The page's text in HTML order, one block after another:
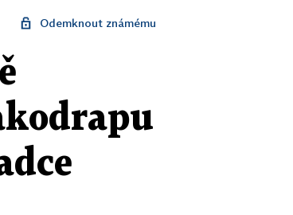
Odemknout známému